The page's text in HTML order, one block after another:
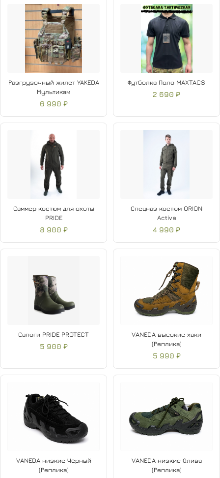
Разгрузочный жилет YAKEDA
Мультикам
6 990 ₽
Футболка Поло MAXTACS
2 690 ₽
Саммер костюм для охоты
PRIDE
8 900 ₽
Спецназ костюм ORION
Active
4 990 ₽
Сапоги PRIDE PROTECT
5 900 ₽
VANEDA высокие хаки
(Реплика)
5 990 ₽
VANEDA низкие Чёрный
(Реплика)
VANEDA низкие Олива
(Реплика)